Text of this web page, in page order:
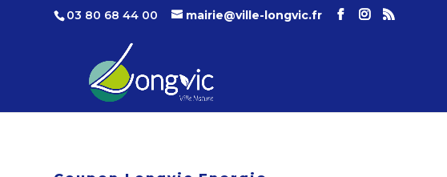
03 80 68 44 00 mairie@ville-longvic.fr